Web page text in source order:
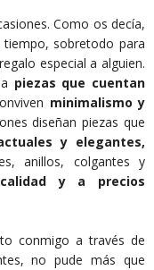
Como os decía,
sobretodo para
especial a alguien.
piezas que cuentan
minimalismo y
diseñan piezas que
y elegantes,
anillos, colgantes y
y a precios
conmigo a través de
no pude más que